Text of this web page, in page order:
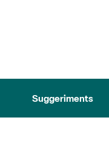
Suggeriments